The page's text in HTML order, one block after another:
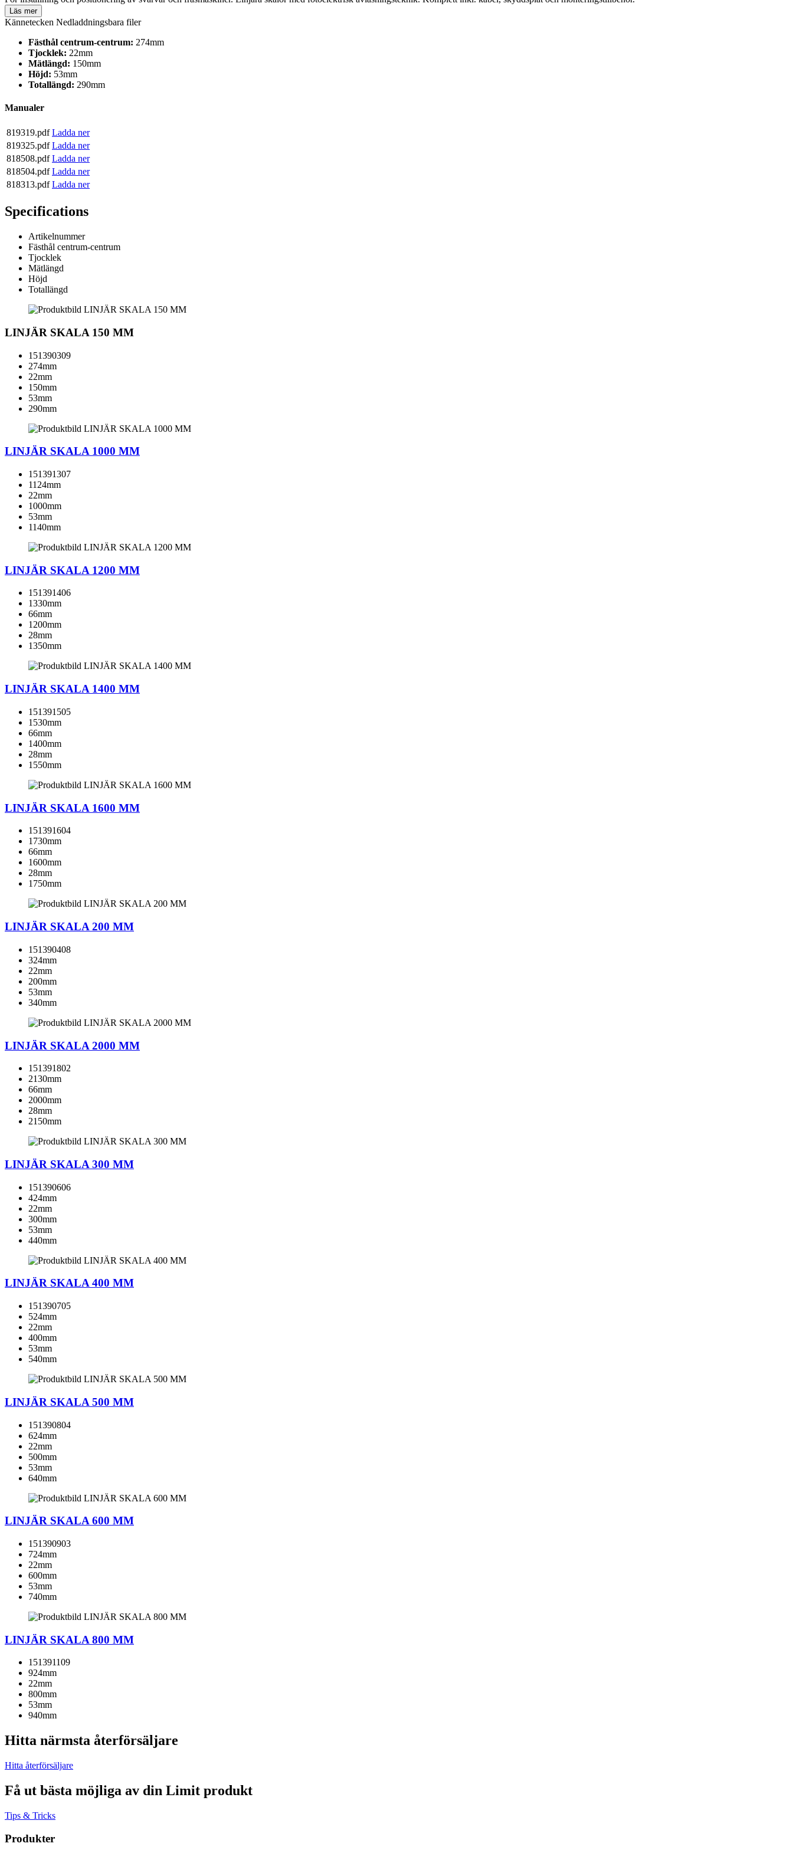
Läs mer
Kännetecken Nedladdningsbara filer
Fästhål centrum-centrum: 274mm
Tjocklek: 22mm
Mätlängd: 150mm
Höjd: 53mm
Totallängd: 290mm
Manualer
819319.pdf Ladda ner
819325.pdf Ladda ner
818508.pdf Ladda ner
818504.pdf Ladda ner
818313.pdf Ladda ner
Specifications
Artikelnummer
Fästhål centrum-centrum
Tjocklek
Mätlängd
Höjd
Totallängd
LINJÄR SKALA 150 MM
151390309
274mm
22mm
150mm
53mm
290mm
LINJÄR SKALA 1000 MM
151391307
1124mm
22mm
1000mm
53mm
1140mm
LINJÄR SKALA 1200 MM
151391406
1330mm
66mm
1200mm
28mm
1350mm
LINJÄR SKALA 1400 MM
151391505
1530mm
66mm
1400mm
28mm
1550mm
LINJÄR SKALA 1600 MM
151391604
1730mm
66mm
1600mm
28mm
1750mm
LINJÄR SKALA 200 MM
151390408
324mm
22mm
200mm
53mm
340mm
LINJÄR SKALA 2000 MM
151391802
2130mm
66mm
2000mm
28mm
2150mm
LINJÄR SKALA 300 MM
151390606
424mm
22mm
300mm
53mm
440mm
LINJÄR SKALA 400 MM
151390705
524mm
22mm
400mm
53mm
540mm
LINJÄR SKALA 500 MM
151390804
624mm
22mm
500mm
53mm
640mm
LINJÄR SKALA 600 MM
151390903
724mm
22mm
600mm
53mm
740mm
LINJÄR SKALA 800 MM
151391109
924mm
22mm
800mm
53mm
940mm
Hitta närmsta återförsäljare
Hitta återförsäljare
Få ut bästa möjliga av din Limit produkt
Tips & Tricks
Produkter